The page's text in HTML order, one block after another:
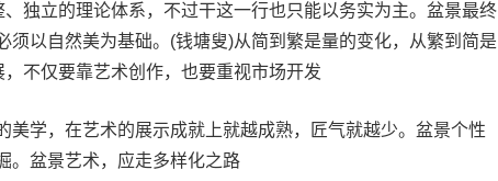
独立的理论体系，不过干这一行也只能以务实为主。盆景最终
须以自然美为基础。(钱塘叟)从简到繁是量的变化，从繁到简是
不仅要靠艺术创作，也要重视市场开发
美学，在艺术的展示成就上就越成熟，匠气就越少。盆景个性
。盆景艺术，应走多样化之路